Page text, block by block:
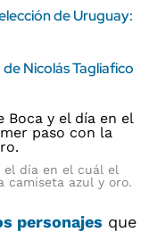
de Uruguay:
Nicolás Tagliafico
el día en el cuál el
camiseta azul y oro.
personajes que